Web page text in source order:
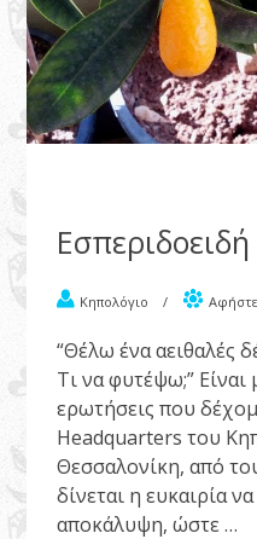
Κηπολόγιο /
“Θέλω ένα αειθαλές
Τι να φυτέψω;” Είναι
ερωτήσεις που
Headquarters του
Θεσσαλονίκη, από
δίνεται η ευκαιρία
αποκάλυψη, ώστε …